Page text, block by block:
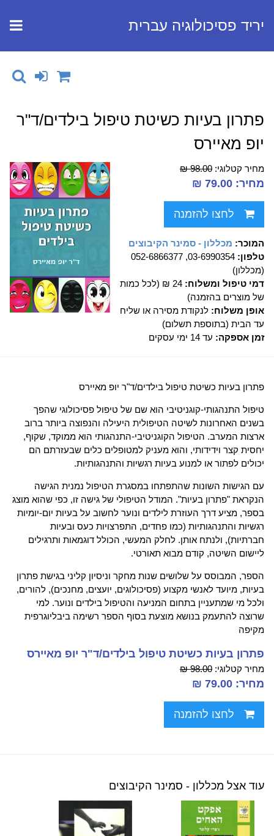
יריד פסיכולוגיה עברית
פתרון בעיות כשיטת טיפול בילדים/ד"ר
יופ מאיירס
מחיר קטלוגי: 98.00 ₪
מחיר: 79.00 ₪
לחצו להזמנה
המוכר: מכללון - סמינר הקיבוצים
טלפון:
03-6990354, 052-6866377
(מכללון)
דמי טיפול ומשלוח:
24 ₪ (לכל כמות
של מוצרים בהזמנה)
אופן משלוח: לנקודת מסירה או שליח
עד הבית (בתוספת תשלום)
זמן אספקה: עד 14 ימי עסקים
פתרון בעיות כשיטת טיפול בילדים/ד"ר יופ מאיירס
טיפול התנהגותי-קוגניטיבי הוא שם של טיפול פסיכולוגי שהפך
בשנים האחרונות לשיטה הטיפולית היעילה והנפוצה ביותר ברוב
ארצות המערב. הטיפול הקוגניטיבי-התנהגותי הוא ממוקד, שקוף,
יחסית קצר וידידותי, והוא מעניק למטופלים כלים שבעזרתם הם
יכולים לפתור או למנוע בעיות רגשיות והתנהגותיות.
עם הגישות השונות שהתפתחו במסגרת הטיפול נמנית הגישה
הנקראת "פתרון בעיות". המודל הטיפולי של גישה זו, כפי שהוא מוצג
בספר, מציע דרך העוזרת לילדים ונוער לחשוב על בעיות יום-יומיות
רגשיות והתנהגותיות (כמו פחדים, התפרצויות כעס ובעיות
חברתיות), ולנתח אותן. לחלק המעשי, הכולל דוגמאות ותרגילים
ליישום השיטה, קודם מבוא תאורטי.
הספר, המבוסס על שלושים שנות מחקר וניסיון קליני בגישת פתרון
בעיות, מיועד לאנשי מקצוע (פסיכולוגים, יועצים, מחנכים), להורים,
ולכל מי שמתעניין בתחום המניעה והטיפול בילדים ונוער. למי
שרוצה להתעמק בנושא מוצעת בסוף הספר רשימה ביבליוגרפית
מקיפה
פתרון בעיות כשיטת טיפול בילדים/ד"ר יופ מאיירס
מחיר קטלוגי: 98.00 ₪
מחיר: 79.00 ₪
לחצו להזמנה
עוד אצל מכללון - סמינר הקיבוצים